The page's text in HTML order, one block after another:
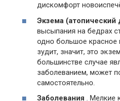
дискомфорт
Экзема (атопический
высыпания на бедрах
одно большое красное
зудит, значит, это
большинстве случае
заболеванием, может
самостоятельно.
Заболевания . Мелкие